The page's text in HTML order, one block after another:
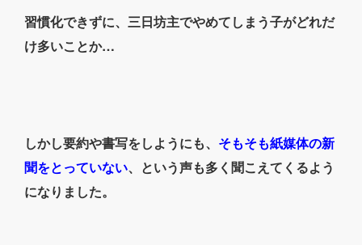
習慣化できずに、三日坊主でやめてしまう子がどれだ
け多いことか…
しかし要約や書写をしようにも、 そもそも紙媒体の新
聞をとっていない、という声も多く聞こえてくるよう
になりました。